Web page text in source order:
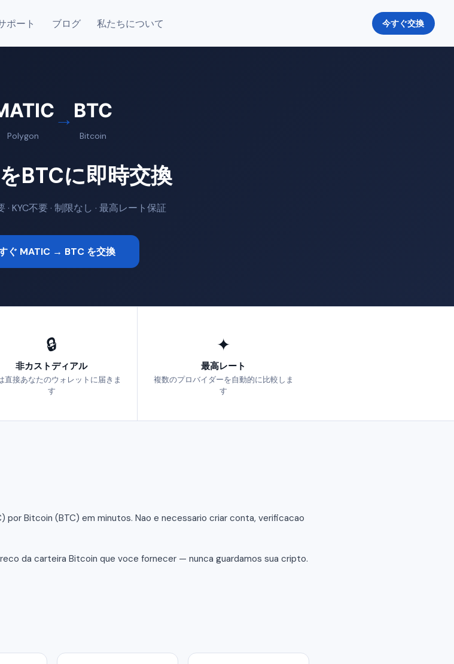
ポート ブログ 私たちについて 今すぐ交換
Polygon
→ BTC
Bitcoin
BTCに即時交換
· KYC不要 · 制限なし · 最高レート保証
ぐ MATIC → BTC を交換
🔒
非カストディアル
直接あなたのウォレットに届きま
す
✦
最高レート
複数のプロバイダーを自動的に比較しま
す
por Bitcoin (BTC) em minutos. Nao e necessario criar conta, verificacao
da carteira Bitcoin que voce fornecer — nunca guardamos sua cripto.